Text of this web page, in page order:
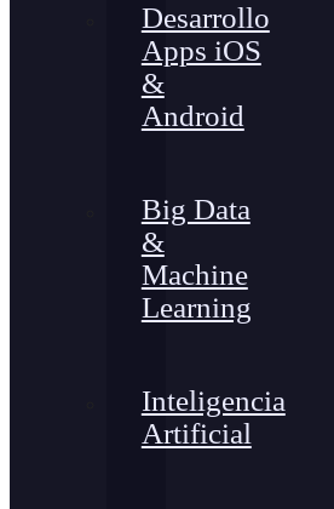
Desarrollo
Apps iOS
&
Android
Big Data
&
Machine
Learning
Inteligencia
Artificial